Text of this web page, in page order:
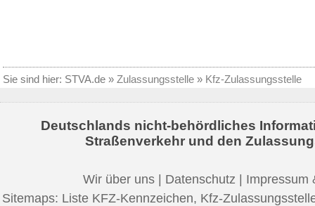
Sie sind hier: STVA.de » Zulassungsstelle » Kfz-Zulassungsstelle
Deutschlands nicht-behördliches
Straßenverkehr und den
Wir über uns | Datenschutz | Impressum
Sitemaps: Liste KFZ-Kennzeichen, Kfz-